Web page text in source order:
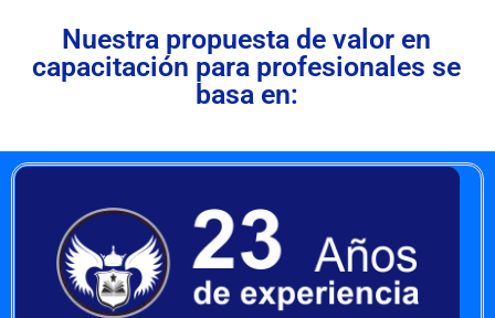
Nuestra propuesta de valor en
capacitación para profesionales se
basa en: